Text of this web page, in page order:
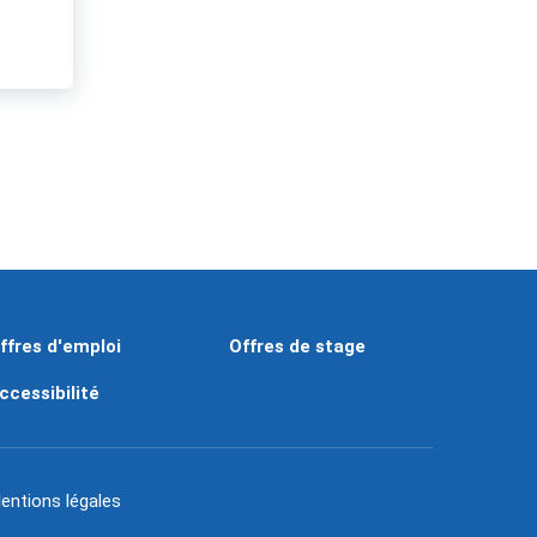
d'emploi Offres de stage
légales